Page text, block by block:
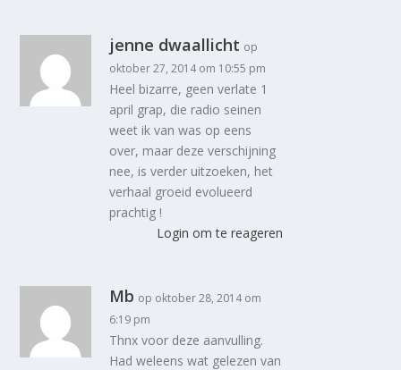
jenne dwaallicht op
oktober 27, 2014 om 10:55 pm
Heel bizarre, geen verlate 1
april grap, die radio seinen
weet ik van was op eens
over, maar deze verschijning
nee, is verder uitzoeken, het
verhaal groeid evolueerd
prachtig !
Login om te reageren
Mb op oktober 28, 2014 om
6:19 pm
Thnx voor deze aanvulling.
Had weleens wat gelezen van